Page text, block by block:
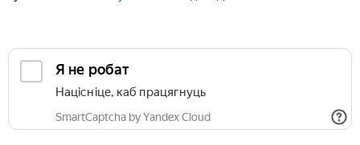
Я не робат
Націсніце, каб працягнуць
SmartCaptcha by Yandex Cloud